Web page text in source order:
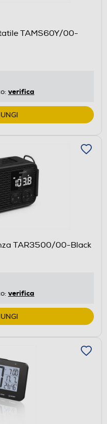
TAMS60Y/00-
verifica
TAR3500/00-Black
verifica